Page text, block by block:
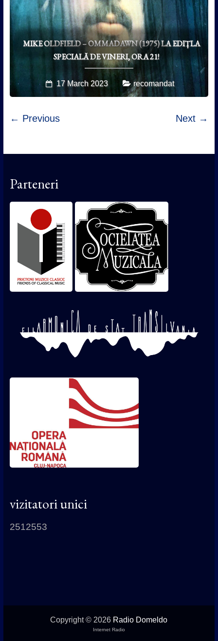
MIKE OLDFIELD – OMMADAWN (1975) LA EDIȚLA
SPECIALĂ DE VINERI, ORA 21!
17 March 2023 recomandat
← Previous Next →
Parteneri
vizitatori unici
2512553
Copyright © 2026 Radio Domeldo
Internet Radio